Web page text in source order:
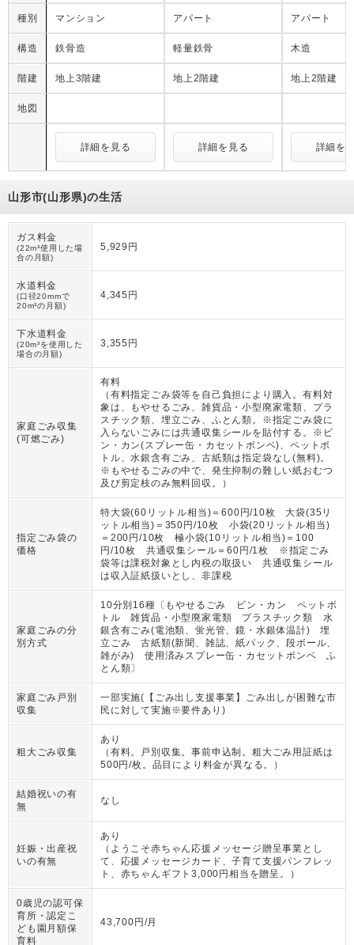
種別 マンション アパート アパート
構造 鉄骨造 軽量鉄骨 木造
階建 地上3階建 地上2階建 地上2階建
地図
詳細を見る 詳細を見る 詳細を
山形市(山形県)の生活
ガス料金
(22m³使用した場
合の月額)
5,929円
水道料金
(口径20mmで
20m³の月額)
4,345円
下水道料金
(20m³を使用した
場合の月額)
3,355円
家庭ごみ収集
(可燃ごみ)
有料
（ 有料指定ごみ袋等を自己負担により購入。有料対
象は、もやせるごみ、雑貨品・小型廃家電類、プラ
スチック類、埋立ごみ、ふとん類。※指定ごみ袋に
入らないごみには共通収集シールを貼付する。※ビ
ン・カン(スプレー缶・カセットボンベ)、ペットボ
トル、水銀含有ごみ、古紙類は指定袋なし(無料)。
※もやせるごみの中で、発生抑制の難しい紙おむつ
及び剪定枝のみ無料回収。
）
指定ごみ袋の
価格
特大袋(60リットル相当)＝600円/10枚 大袋(35リ
ットル相当)＝350円/10枚 小袋(20リットル相当)
＝200円/10枚 極小袋(10リットル相当)＝100
円/10枚 共通収集シール＝60円/1枚 ※指定ごみ
袋等は課税対象とし内税の取扱い 共通収集シール
は収入証紙扱いとし、非課税
家庭ごみの分
別方式
10分別16種〔もやせるごみ ビン・カン ペットボ
トル 雑貨品・小型廃家電類 プラスチック類 水
銀含有ごみ(電池類、蛍光管、鏡・水銀体温計) 埋
立ごみ 古紙類(新聞、雑誌、紙パック、段ボール、
雑がみ) 使用済みスプレー缶・カセットボンベ ふ
とん類〕
家庭ごみ戸別
収集
一部実施(【ごみ出し支援事業】ごみ出しが困難な市
民に対して実施※要件あり)
粗大ごみ収集
あり
（ 有料。戸別収集。事前申込制。粗大ごみ用証紙は
500円/枚。品目により料金が異なる。
）
結婚祝いの有
無
なし
妊娠・出産祝
いの有無
あり
（ ようこそ赤ちゃん応援メッセージ贈呈事業とし
て、応援メッセージカード、子育て支援パンフレッ
ト、赤ちゃんギフト3,000円相当を贈呈。
）
0歳児の認可保
育所・認定こ
ども園月額保
育料
43,700円/月